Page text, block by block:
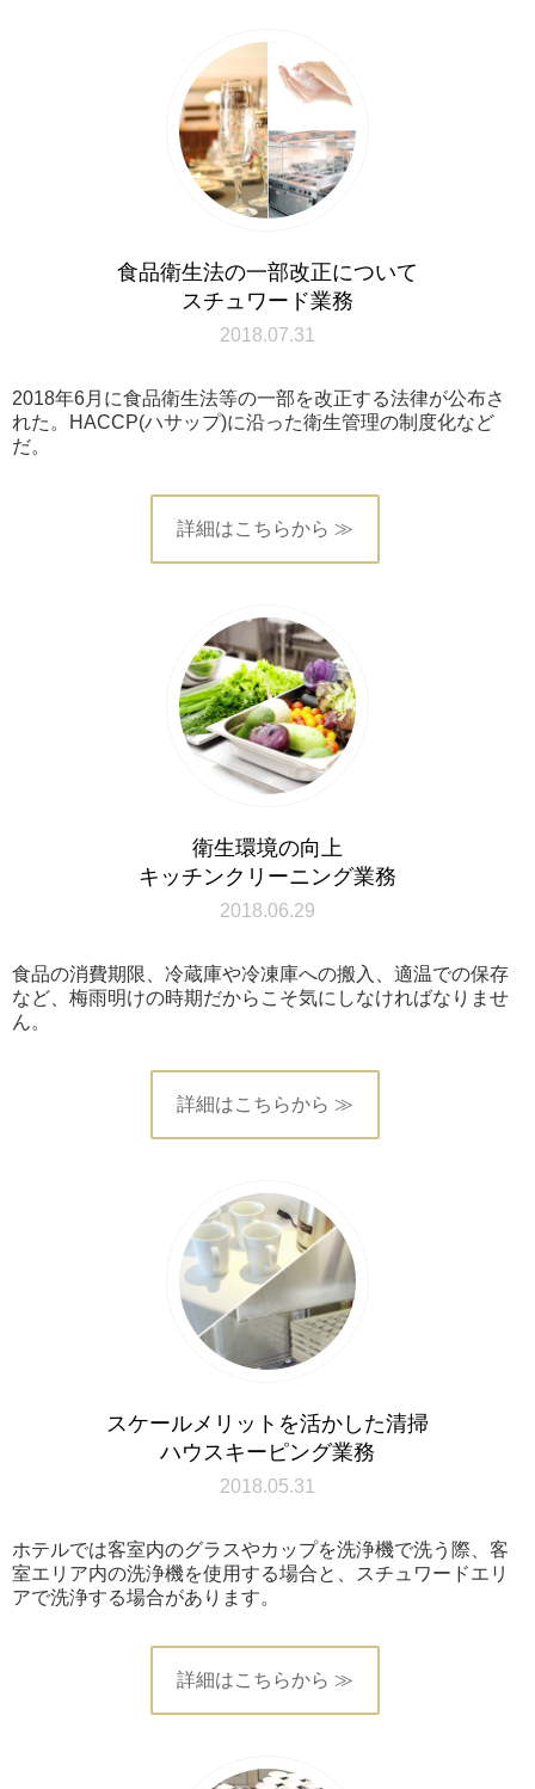
食品衛生法の一部改正について
スチュワード業務
2018.07.31
2018年6月に食品衛生法等の一部を改正する法律が公布さ
れた。HACCP(ハサップ)に沿った衛生管理の制度化など
だ。
詳細はこちらから ≫
衛生環境の向上
キッチンクリーニング業務
2018.06.29
食品の消費期限、冷蔵庫や冷凍庫への搬入、適温での保存
など、梅雨明けの時期だからこそ気にしなければなりませ
ん。
詳細はこちらから ≫
スケールメリットを活かした清掃
ハウスキーピング業務
2018.05.31
ホテルでは客室内のグラスやカップを洗浄機で洗う際、客
室エリア内の洗浄機を使用する場合と、スチュワードエリ
アで洗浄する場合があります。
詳細はこちらから ≫